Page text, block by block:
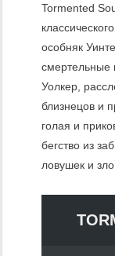
Tormented
особняк
смертельные
Уолкер,
близнецов и
голая и
бегство из
ловушек и